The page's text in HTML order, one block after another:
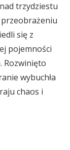
trzydziestu
się z
pojemności
Rozwinięto
wybuchła
chaos i